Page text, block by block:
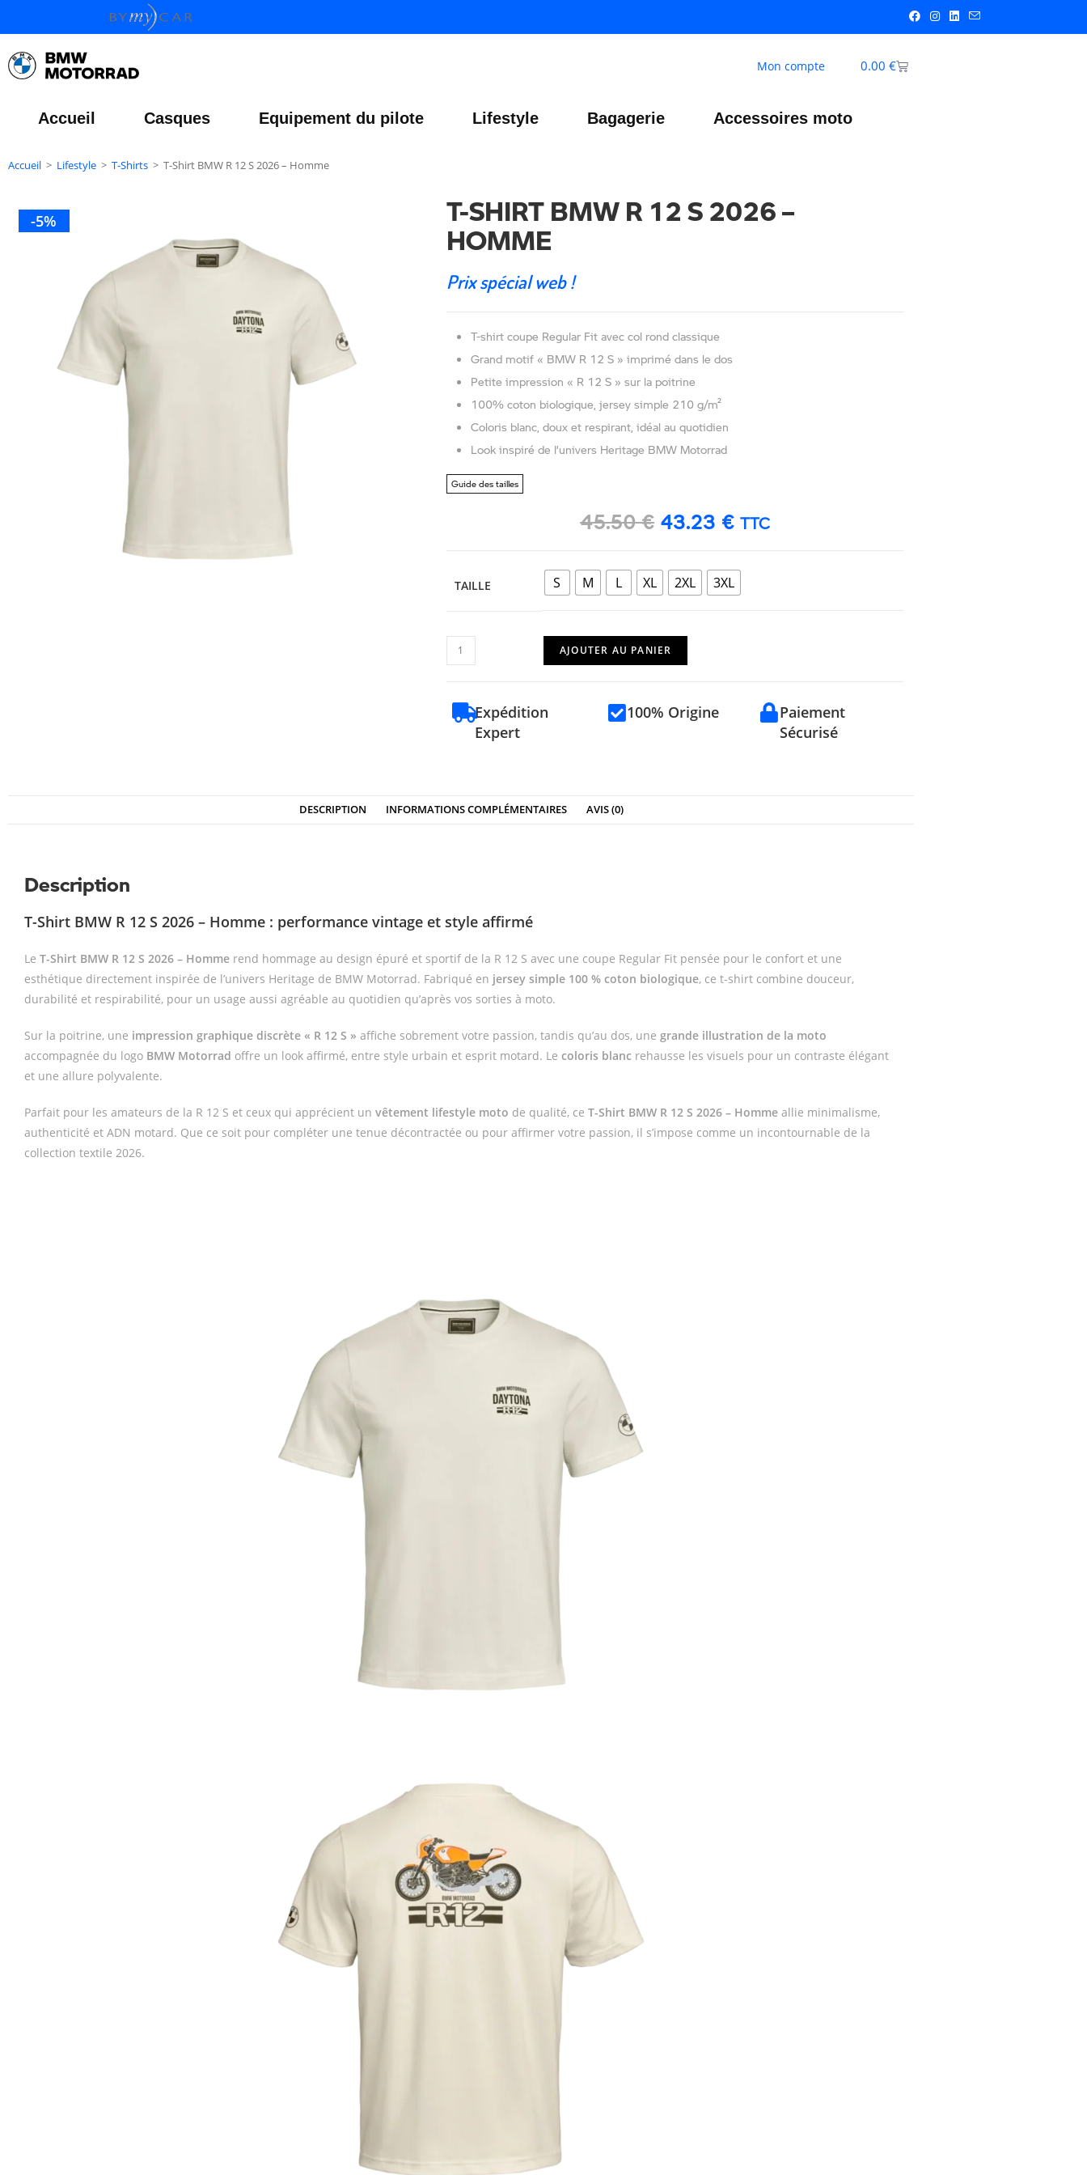
Mon compte 0.00 €
Accueil Casques Equipement du pilote Lifestyle Bagagerie Accessoires moto
Accueil > Lifestyle > T-Shirts > T-Shirt BMW R 12 S 2026 – Homme
-5% T-SHIRT BMW R 12 S 2026 –
HOMME
Prix spécial web !
T-shirt coupe Regular Fit avec col rond classique
Grand motif « BMW R 12 S » imprimé dans le dos
Petite impression « R 12 S » sur la poitrine
100% coton biologique, jersey simple 210 g/m²
Coloris blanc, doux et respirant, idéal au quotidien
Look inspiré de l’univers Heritage BMW Motorrad
Guide des tailles
45.50€ 43.23 € TTC
TAILLE S M L XL 2XL 3XL
AJOUTER AU PANIER
Expédition
Expert
100% Origine
Paiement
Sécurisé
DESCRIPTION INFORMATIONS COMPLÉMENTAIRES AVIS (0)
Description
T-Shirt BMW R 12 S 2026 – Homme : performance vintage et style affirmé
Le T-Shirt BMW R 12 S 2026 – Homme rend hommage au design épuré et sportif de la R 12 S avec une coupe Regular Fit pensée pour le confort et une
esthétique directement inspirée de l’univers Heritage de BMW Motorrad. Fabriqué en jersey simple 100 % coton biologique, ce t-shirt combine douceur,
durabilité et respirabilité, pour un usage aussi agréable au quotidien qu’après vos sorties à moto.
Sur la poitrine, une impression graphique discrète « R 12 S » affiche sobrement votre passion, tandis qu’au dos, une grande illustration de la moto
accompagnée du logo BMW Motorrad offre un look affirmé, entre style urbain et esprit motard. Le coloris blanc rehausse les visuels pour un contraste élégant
et une allure polyvalente.
Parfait pour les amateurs de la R 12 S et ceux qui apprécient un vêtement lifestyle moto de qualité, ce T-Shirt BMW R 12 S 2026 – Homme allie minimalisme,
authenticité et ADN motard. Que ce soit pour compléter une tenue décontractée ou pour affirmer votre passion, il s’impose comme un incontournable de la
collection textile 2026.